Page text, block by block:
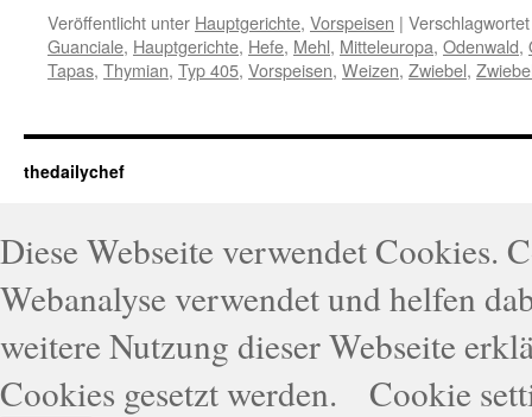
Veröffentlicht unter Hauptgerichte, Vorspeisen |
Guanciale, Hauptgerichte, Hefe, Mehl, Mitteleuropa, Odenwald,
Tapas, Thymian, Typ 405, Vorspeisen, Weizen, Zwiebel,
thedailychef
Diese Webseite verwendet Cookies.
Webanalyse verwendet und helfen
weitere Nutzung dieser Webseite
Cookies gesetzt werden.
Cookie